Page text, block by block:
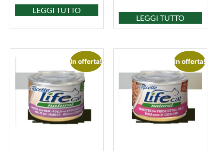
LEGGI TUTTO
LEGGI TUTTO
In offerta! In offerta!